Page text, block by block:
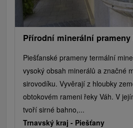
Přírodní minerální prameny
Piešťanské prameny termální
vysoký obsah minerálů a značné
sirovodíku. Vyvěrají z hloubky
obtokovém rameni řeky Váh. V
tvoří sirné bahno,...
Trnavský kraj - Piešťany